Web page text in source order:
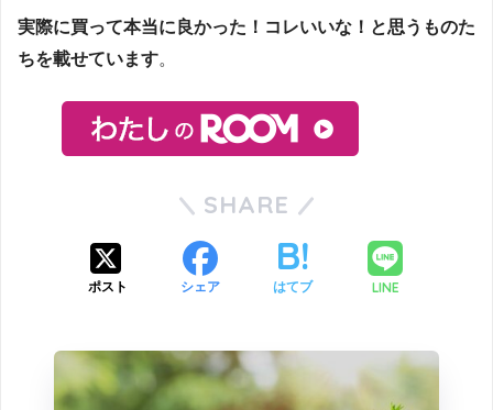
実際に買って本当に良かった！コレいいな！と思うものた
ちを載せています。
SHARE
ポスト シェア はてブ LINE